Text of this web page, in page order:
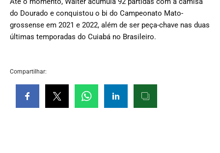
do Dourado e conquistou o bi do Campeonato Mato-
grossense em 2021 e 2022, além de ser peça-chave nas duas
últimas temporadas do Cuiabá no Brasileiro.
Compartilhar: